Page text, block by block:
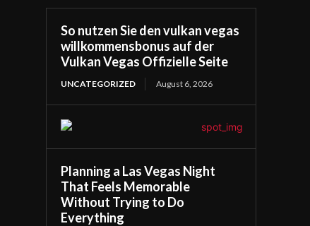
So nutzen Sie den vulkan vegas
willkommensbonus auf der
Vulkan Vegas Offizielle Seite
UNCATEGORIZED August 6, 2026
Planning a Las Vegas Night
That Feels Memorable
Without Trying to Do
Everything